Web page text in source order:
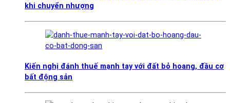
khi chuyển nhượng
Kiến nghị đánh thuế mạnh tay với đất bỏ hoang, đầu cơ
bất động sản